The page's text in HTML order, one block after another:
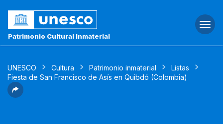
Patrimonio Cultural Inmaterial
UNESCO Cultura Patrimonio inmaterial
Listas
Fiesta de San Francisco de Asís en Quibdó (Colombia)